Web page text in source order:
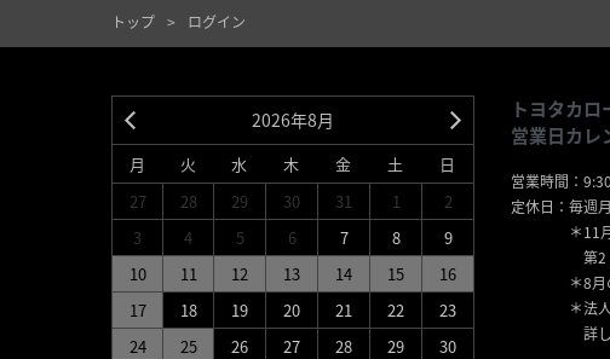
トップ ログイン
2026年8月
月 火 水 木 金 土
日
27
28 29 30 31 1
2
3
4 5 6 7 8
9
10
11 12 13 14 15
16
17
18 19 20 21 22
23
24
25 26 27 28 29
30
トヨタカ
営業日カレ
営業時間：
定休日：毎週
＊11月・
第2・第4
＊8月の第
＊法人営業
詳しくは